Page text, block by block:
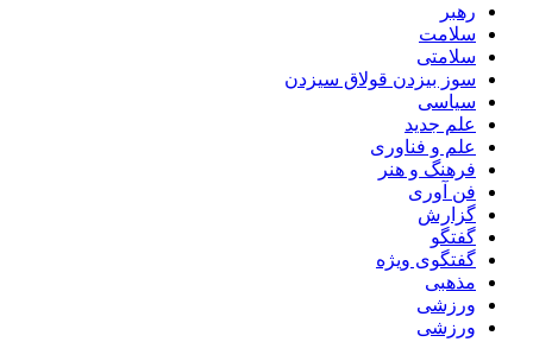
رهبر
سلامت
سلامتی
سوز بیزدن قولاق سیزدن
سیاسی
علم جدید
علم و فناوری
فرهنگ و هنر
فن آوری
گزارش
گفتگو
گفتگوی ویژه
مذهبی
ورزشی
ورزشی